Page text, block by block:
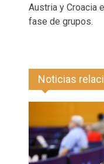
Austria y Croacia
fase de grupos.
Noticias